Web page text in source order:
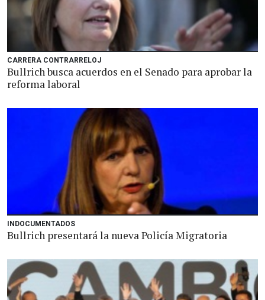
CARRERA CONTRARRELOJ
Bullrich busca acuerdos en el Senado para aprobar la
reforma laboral
INDOCUMENTADOS
Bullrich presentará la nueva Policía Migratoria